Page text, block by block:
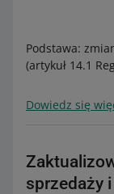
Podstawa:
(artykuł 14.1
Dowiedz się
sprzedaży